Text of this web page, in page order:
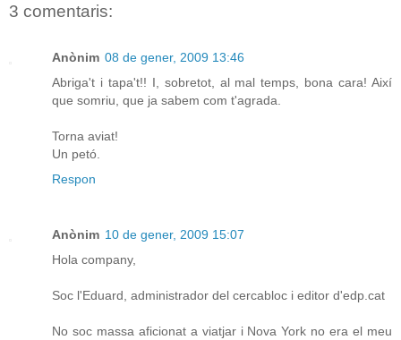
3 comentaris:
Anònim 08 de gener, 2009 13:46
Abriga't i tapa't!! I, sobretot, al mal temps, bona cara! Així
que somriu, que ja sabem com t'agrada.
Torna aviat!
Un petó.
Respon
Anònim 10 de gener, 2009 15:07
Hola company,
Soc l'Eduard, administrador del cercabloc i editor d'edp.cat
No soc massa aficionat a viatjar i Nova York no era el meu